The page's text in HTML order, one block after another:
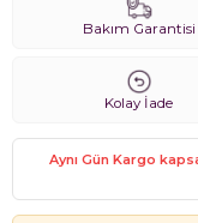
Bakım Garantisi
Kolay İade
Aynı Gün Kargo